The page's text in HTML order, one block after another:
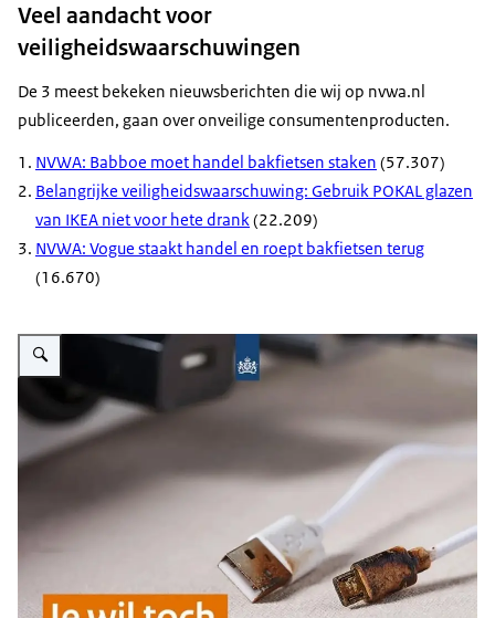
Veel aandacht voor
veiligheidswaarschuwingen
De 3 meest bekeken nieuwsberichten die wij op nvwa.nl
publiceerden, gaan over onveilige consumentenproducten.
NVWA: Babboe moet handel bakfietsen staken (57.307)
Belangrijke veiligheidswaarschuwing: Gebruik POKAL glazen
van IKEA niet voor hete drank(22.209)
NVWA: Vogue staakt handel en roept bakfietsen terug
(16.670)
Vergroot afbeelding Screenshot van campagne op sociale media "Weet